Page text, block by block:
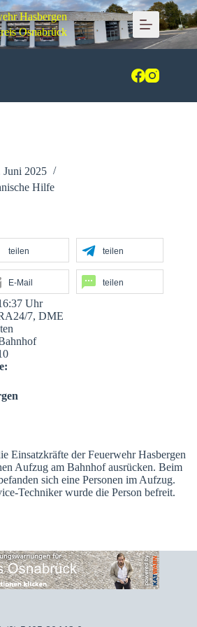
Hasbergen
Osnabrück
Juni 2025
Hilfe
teilen teilen
E-Mail teilen
Uhr
7, DME
Einsatzkräfte der Feuerwehr Hasbergen
Aufzug am Bahnhof ausrücken. Beim
sich eine Personen im Aufzug.
Techniker wurde die Person befreit.